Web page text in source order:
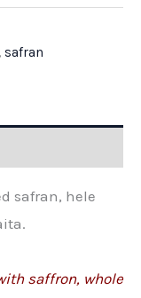
, safran
safran, hele
saffron, whole